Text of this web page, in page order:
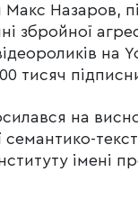
Макс Назаров,
збройної
на
тисяч
на
семантико-
імені